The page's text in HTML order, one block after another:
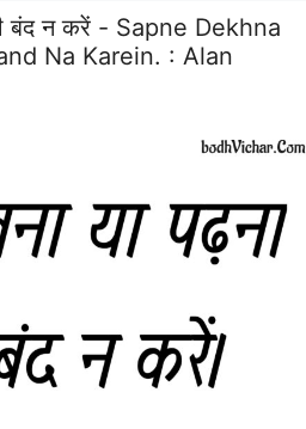
बंद न करें - Sapne Dekhna
Na Karein. : Alan